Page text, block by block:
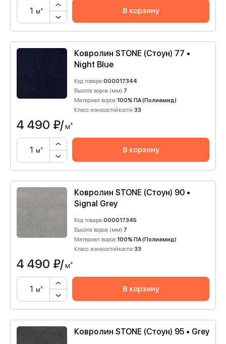
м² В корзину
Ковролин STONE (Стоун) 77 •
Night Blue
Код товара:000017344
Высота ворса (мм):7
Материал ворса:100% ПА (Полиамид)
Класс износостойкости:33
4 490 ₽/м²
м² В корзину
Ковролин STONE (Стоун) 90 •
Signal Grey
Код товара:000017345
Высота ворса (мм):7
Материал ворса:100% ПА (Полиамид)
Класс износостойкости:33
4 490 ₽/м²
м² В корзину
Ковролин STONE (Стоун) 95 • Grey